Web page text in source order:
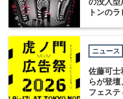
トンの
ニュース
佐藤可士
らが登
フェステ